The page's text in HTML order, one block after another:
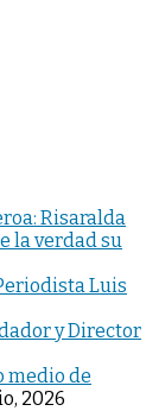
Risaralda
la verdad su
Luis
y Director
medio de
2026